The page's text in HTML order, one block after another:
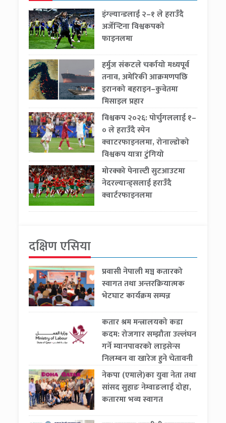
इंग्ल्यान्डलाई २–१ ले हराउँदै
अर्जेन्टिना विश्वकपको
फाइनलमा
हर्मुज संकटले चर्कायो मध्यपूर्व
तनाव, अमेरिकी आक्रमणपछि
इरानको बहराइन–कुवेतमा
मिसाइल प्रहार
विश्वकप २०२६: पोर्चुगललाई १–
० ले हराउँदै स्पेन
क्वाटरफाइनलमा, रोनाल्डोको
विश्वकप यात्रा टुंगियो
मोरक्को पेनाल्टी सुटआउटमा
नेदरल्यान्ड्सलाई हराउँदै
क्वार्टरफाइनलमा
दक्षिण एसिया
प्रवासी नेपाली मञ्च कतारको
स्वागत तथा अन्तरक्रियात्मक
भेटघाट कार्यक्रम सम्पन्न
कतार श्रम मन्त्रालयको कडा
कदम: रोजगार सम्झौता उल्लंघन
गर्ने म्यानपावरको लाइसेन्स
निलम्बन वा खारेज हुने चेतावनी
नेकपा (एमाले)का युवा नेता तथा
सांसद सुहाङ नेम्वाङलाई दोहा,
कतारमा भव्य स्वागत